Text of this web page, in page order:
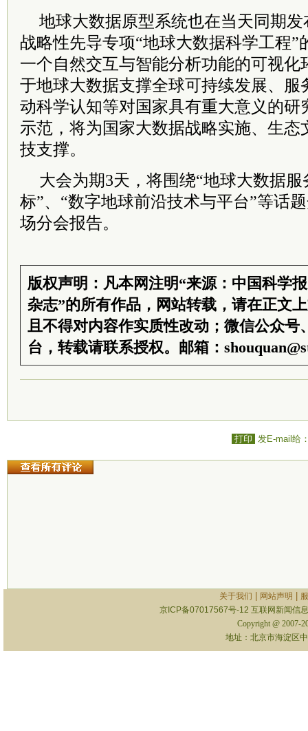
地球大数据原型系统也在当天同期
战略性先导专项“地球大数据科学工程”
一个自然交互与智能分析功能的可视化
于地球大数据支撑全球可持续发展、服
动科学认知等对国家具有重大意义的研
示范，将为国家大数据战略实施、生态
技支撑。
大会为期3天，将围绕“地球大数据
标”、“数字地球前沿技术与平台”等话
场分会报告。
版权声明：凡本网注明“来源：中国科学
杂志”的所有作品，网站转载，请在正文
且不得对内容作实质性改动；微信公众号
台，转载请联系授权。邮箱：
打印 发E-mail给
关于我们 网站声明
京ICP备07017567号-12 互联网新闻信
Copyright @ 2007-
地址：北京市海淀区